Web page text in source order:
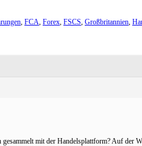
, FCA, Forex, FSCS, Großbritannien,
mit der Handelsplattform? Auf der